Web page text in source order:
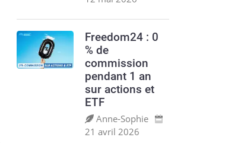
Freedom24 : 0
% de
commission
pendant 1 an
sur actions et
ETF
Anne‑Sophie
21 avril 2026